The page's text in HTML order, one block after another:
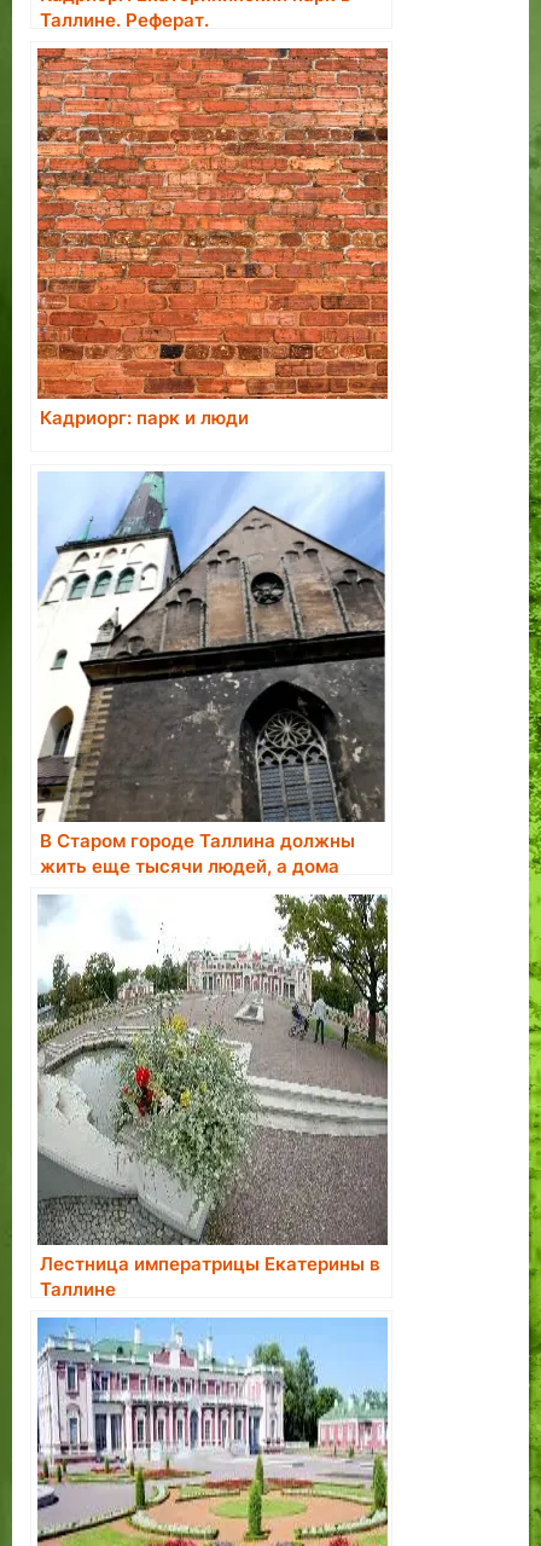
Таллине. Реферат.
Кадриорг: парк и люди
В Старом городе Таллина должны
жить еще тысячи людей, а дома
нужно отобрать у недобросовестных
владельцев
Лестница императрицы Екатерины в
Таллине